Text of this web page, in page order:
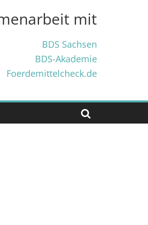
mit
BDS Sachsen
BDS-Akademie
Foerdemittelcheck.de